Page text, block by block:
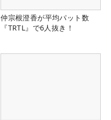
仲宗根澄香が平均パット数
『TRTL』で6人抜き！